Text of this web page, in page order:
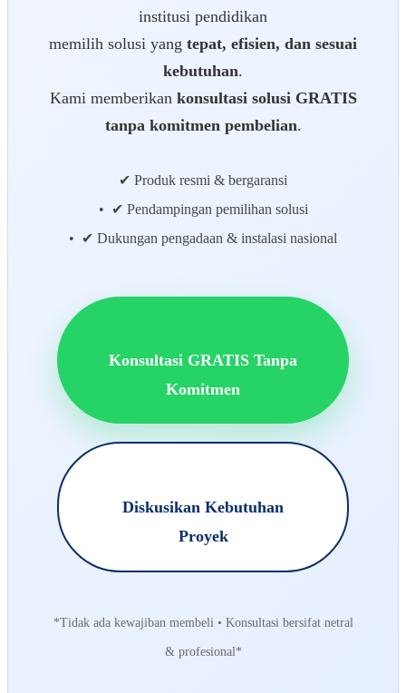
institusi pendidikan
memilih solusi yang tepat, efisien, dan sesuai
kebutuhan.
Kami memberikan konsultasi solusi GRATIS
tanpa komitmen pembelian.
✔ Produk resmi & bergaransi
• ✔ Pendampingan pemilihan solusi
• ✔ Dukungan pengadaan & instalasi nasional
Konsultasi GRATIS Tanpa
Komitmen
Diskusikan Kebutuhan
Proyek
*Tidak ada kewajiban membeli • Konsultasi bersifat netral
& profesional*